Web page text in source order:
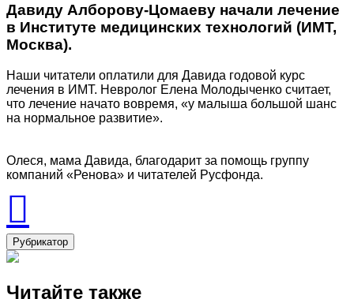
Давиду Алборову-Цомаеву начали лечение
в Институте медицинских технологий (ИМТ,
Москва).
Наши читатели оплатили для Давида годовой курс
лечения в ИМТ. Невролог Елена Молодыченко считает,
что лечение начато вовремя, «у малыша большой шанс
на нормальное развитие».
Олеся, мама Давида, благодарит за помощь группу
компаний «Ренова» и читателей Русфонда.
Рубрикатор
Читайте также